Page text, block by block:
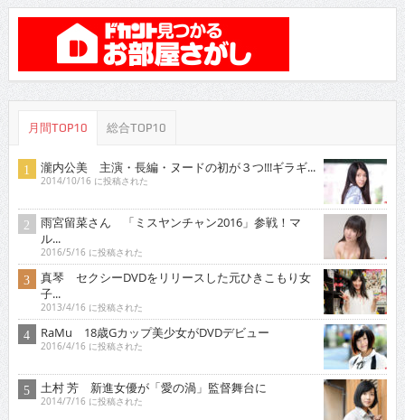
月間TOP10 総合TOP10
瀧内公美 主演・長編・ヌードの初が３つ!!!ギラギ...
2014/10/16 に投稿された
雨宮留菜さん 「ミスヤンチャン2016」参戦！マ
ル...
2016/5/16 に投稿された
真琴 セクシーDVDをリリースした元ひきこもり女
子...
2013/4/16 に投稿された
RaMu 18歳Gカップ美少女がDVDデビュー
2016/4/16 に投稿された
土村 芳 新進女優が「愛の渦」監督舞台に
2014/7/16 に投稿された